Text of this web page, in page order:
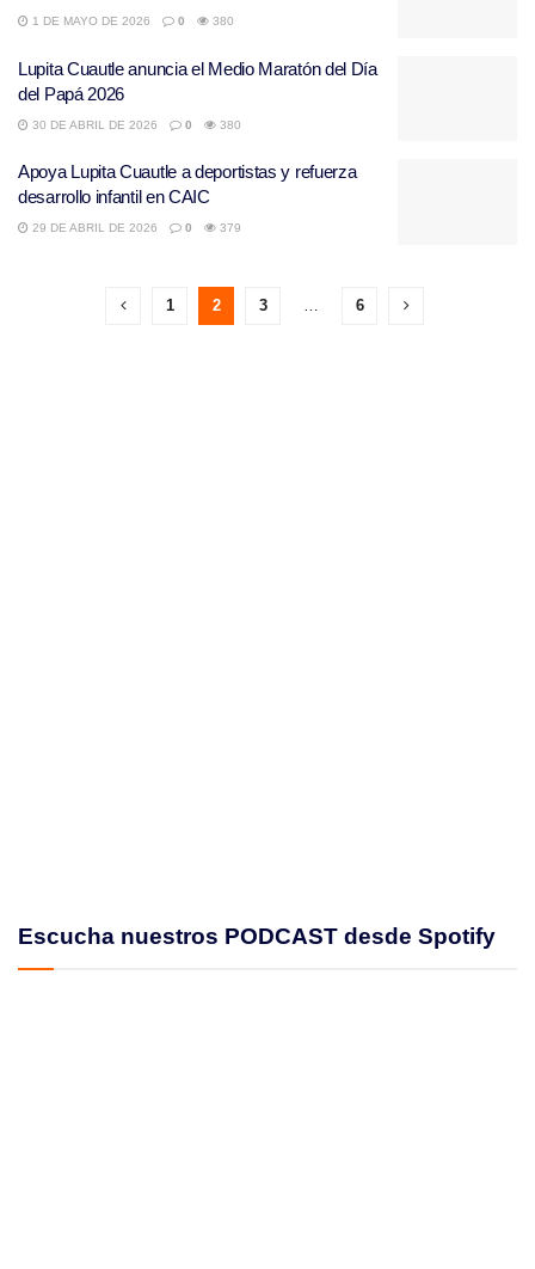
1 DE MAYO DE 2026 0 380
Lupita Cuautle anuncia el Medio Maratón del Día
del Papá 2026
30 DE ABRIL DE 2026 0 380
Apoya Lupita Cuautle a deportistas y refuerza
desarrollo infantil en CAIC
29 DE ABRIL DE 2026 0 379
1 2 3 6
Escucha nuestros PODCAST desde Spotify